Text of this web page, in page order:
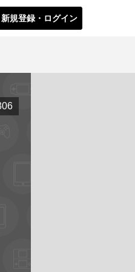
新規登録・ログイン